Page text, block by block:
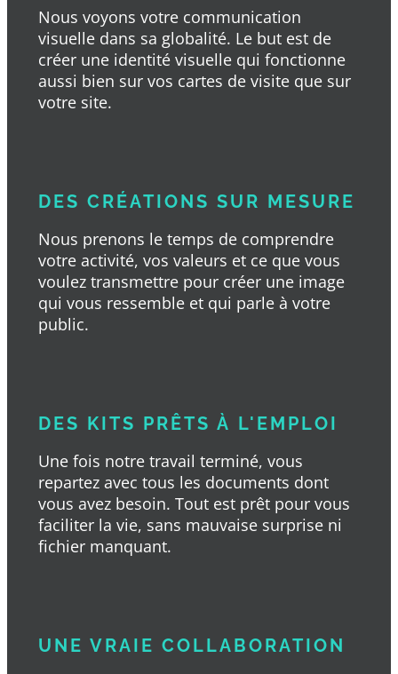
Nous voyons votre communication
visuelle dans sa globalité. Le but est de
créer une identité visuelle qui fonctionne
aussi bien sur vos cartes de visite que sur
votre site.
DES CRÉATIONS SUR MESURE
Nous prenons le temps de comprendre
votre activité, vos valeurs et ce que vous
voulez transmettre pour créer une image
qui vous ressemble et qui parle à votre
public.
DES KITS PRÊTS À L'EMPLOI
Une fois notre travail terminé, vous
repartez avec tous les documents dont
vous avez besoin. Tout est prêt pour vous
faciliter la vie, sans mauvaise surprise ni
fichier manquant.
UNE VRAIE COLLABORATION